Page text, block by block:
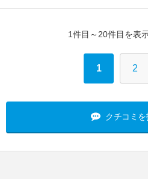
1件目～20件目を表
1 2
クチコミ